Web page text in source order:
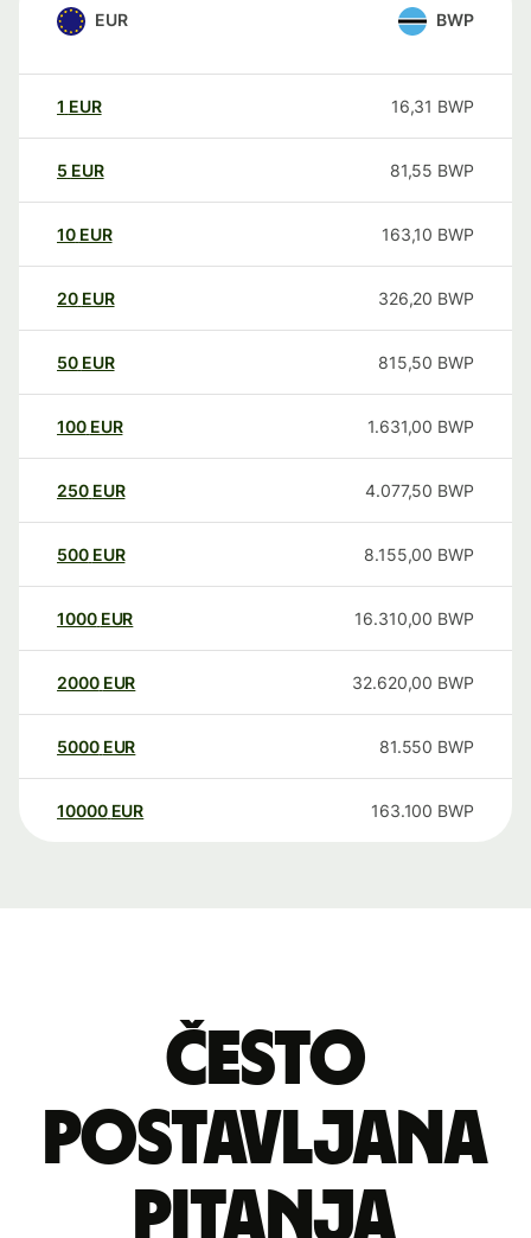
EUR BWP
1 EUR 16,31 BWP
5 EUR 81,55 BWP
10 EUR 163,10 BWP
20 EUR 326,20 BWP
50 EUR 815,50 BWP
100 EUR 1.631,00 BWP
250 EUR 4.077,50 BWP
500 EUR 8.155,00 BWP
1000 EUR 16.310,00 BWP
2000 EUR 32.620,00 BWP
5000 EUR 81.550 BWP
10000 EUR 163.100 BWP
Često
postavljana
pitanja